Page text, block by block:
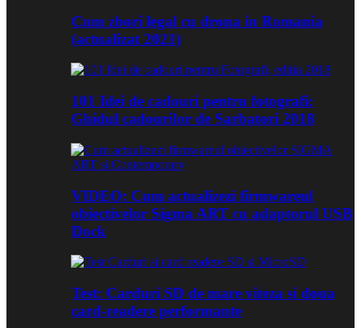
Cum zbori legal cu drona in Romania
(actualizat 2021)
101 Idei de cadouri pentru fotografi:
Ghidul cadourilor de Sarbatori 2018
VIDEO: Cum actualizezi firmwareul
obiectivelor Sigma ART cu adaptorul USB
Dock
Test: Carduri SD de mare viteza si doua
card-readere performante